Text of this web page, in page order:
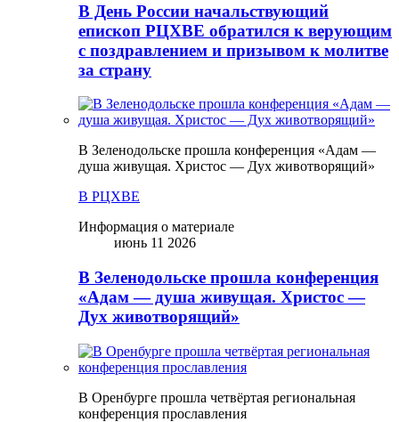
В День России начальствующий
епископ РЦХВЕ обратился к верующим
с поздравлением и призывом к молитве
за страну
В Зеленодольске прошла конференция «Адам —
душа живущая. Христос — Дух животворящий»
В РЦХВЕ
Информация о материале
июнь 11 2026
В Зеленодольске прошла конференция
«Адам — душа живущая. Христос —
Дух животворящий»
В Оренбурге прошла четвёртая региональная
конференция прославления